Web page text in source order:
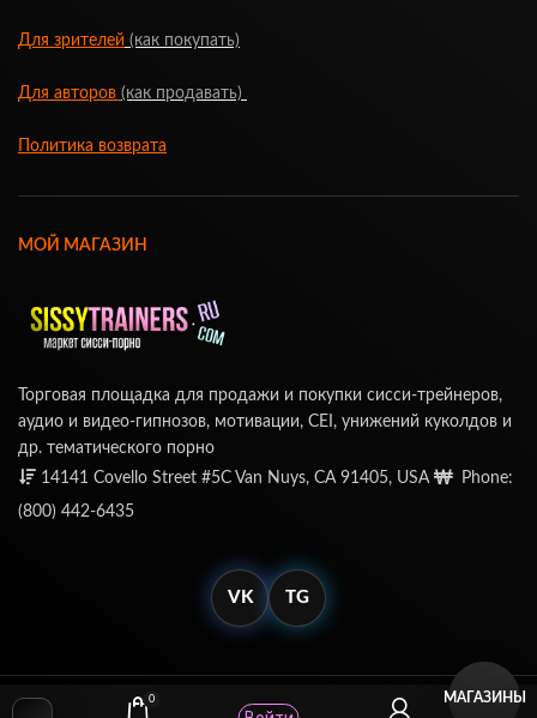
Для зрителей (как покупать)
Для авторов (как продавать)
Политика возврата
МОЙ МАГАЗИН
Торговая площадка для продажи и покупки сисси-трейнеров,
аудио и видео-гипнозов, мотивации, CEI, унижений куколдов и
др. тематического порно
14141 Covello Street #5C Van Nuys, CA 91405, USA
Phone:
(800) 442-6435
VK TG
© SissyTrainers.Com 2020-2025, Все Права Защищены
0 МАГАЗИНЫ